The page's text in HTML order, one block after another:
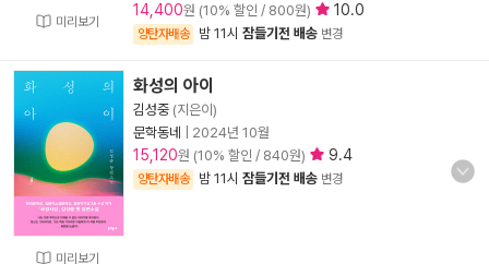
미리보기
14,400원 (10% 할인 / 800원) 10.0
양탄자배송 밤 11시 잠들기전 배송 변경
미리보기
화성의 아이
김성중 (지은이)
문학동네
2024년 10월
15,120원 (10% 할인 / 840원) 9.4
양탄자배송 밤 11시 잠들기전 배송 변경